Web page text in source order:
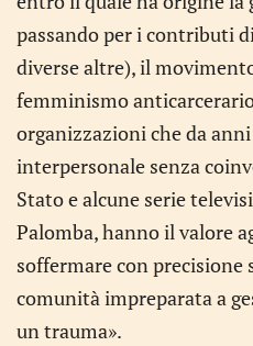
passando per i contributi
diverse altre), il
femminismo
organizzazioni che da
interpersonale senza
Stato e alcune serie
Palomba, hanno il valore
soffermare con precisione
comunità impreparata a
un trauma».